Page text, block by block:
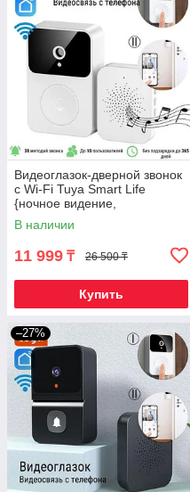
Видеоглазок-дверной звонок
с Wi-Fi Tuya Smart Life
{ночное видение,
двусторонняя аудиосвязь,
функция изменения
В наличии
11 999 ₸ 26 500 ₸
Купить
–27%